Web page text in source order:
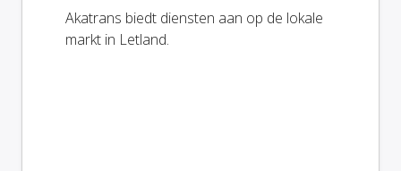
Akatrans biedt diensten aan op de lokale
markt in Letland.